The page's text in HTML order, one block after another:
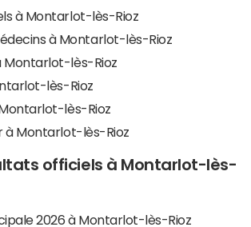
à Montarlot-lès-Rioz
à Montarlot-lès-Rioz
Montarlot-lès-Rioz
lès-Rioz
lès-Rioz
à Montarlot-lès-Rioz
officiels à Montarlot-lès-
2026 à Montarlot-lès-Rioz